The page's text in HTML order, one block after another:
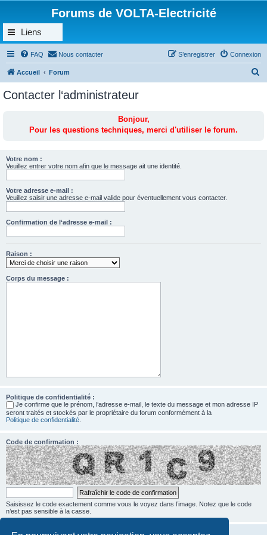
Forums de VOLTA-Electricité
Liens
FAQ Nous contacter Connexion
S’enregistrer
Accueil Forum
Contacter l‘administrateur
Bonjour,
Pour les questions techniques, merci d'utiliser le forum.
Votre nom :
Veuillez entrer votre nom afin que le message ait une identité.
Votre adresse e-mail :
Veuillez saisir une adresse e-mail valide pour éventuellement vous contacter.
Confirmation de l‘adresse e-mail :
Raison :
Corps du message :
Politique de confidentialité :
Je confirme que le prénom, l‘adresse e-mail, le texte du message et mon adresse IP
seront traités et stockés par le propriétaire du forum conformément à la
Politique de confidentialité
Code de confirmation :
Saisissez le code exactement comme vous le voyez dans l’image. Notez que le code
n’est pas sensible à la casse.